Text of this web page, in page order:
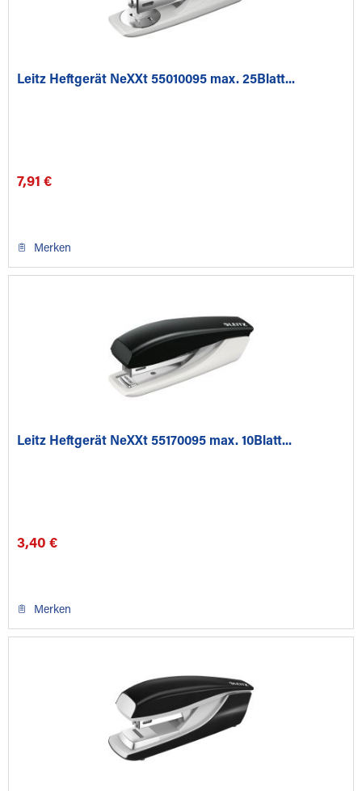
Leitz Heftgerät NeXXt 55010095 max. 25Blatt...
7,91 €
Merken
Leitz Heftgerät NeXXt 55170095 max. 10Blatt...
3,40 €
Merken